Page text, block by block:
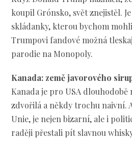
koupil Grónsko, svět znejistěl.
skládanky, kterou bychom
Trumpovi fandové možná
parodie na Monopoly.
Kanada: země javorového
Kanada je pro USA
zdvořilá a někdy trochu naivní.
Unie, je nejen bizarní, ale i
raději přestali pít slavnou